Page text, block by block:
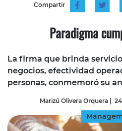
Compartir
Paradigma
La firma que brinda
negocios, efectividad
personas, conmemoró su
Marizú Olivera Orquera |